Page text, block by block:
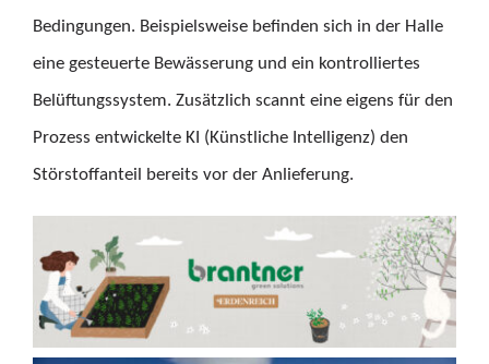
Bedingungen. Beispielsweise befinden sich in der Halle
eine gesteuerte Bewässerung und ein kontrolliertes
Belüftungssystem. Zusätzlich scannt eine eigens für den
Prozess entwickelte KI (Künstliche Intelligenz) den
Störstoffanteil bereits vor der Anlieferung.